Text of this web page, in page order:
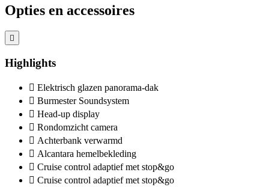
Opties en accessoires
Highlights
Elektrisch glazen panorama-dak
Burmester Soundsystem
Head-up display
Rondomzicht camera
Achterbank verwarmd
Alcantara hemelbekleding
Cruise control adaptief met stop&go
Cruise control adaptief met stop&go